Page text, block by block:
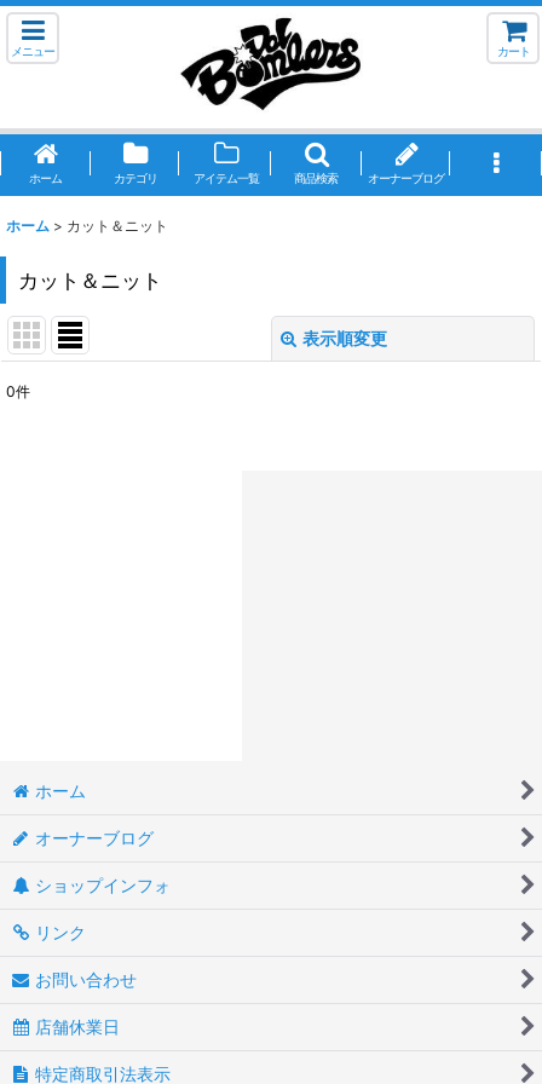
メニュー カート
ホーム カテゴリ アイテム一覧 商品検索 オーナーブログ
ホーム > カット＆ニット
カット＆ニット
表示順変更
0件
ホーム
オーナーブログ
ショップインフォ
リンク
お問い合わせ
店舗休業日
特定商取引法表示